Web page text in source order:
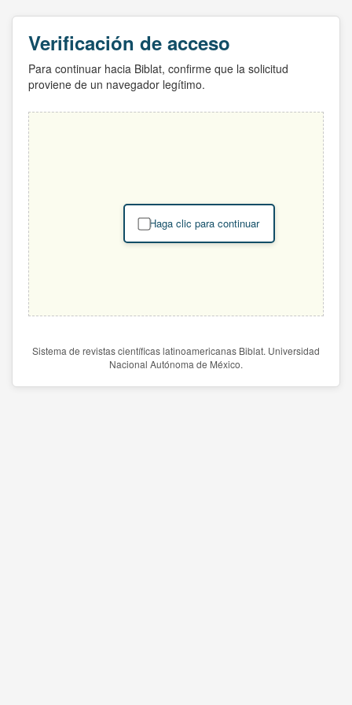
Verificación de acceso
Para continuar hacia Biblat, confirme que la solicitud
proviene de un navegador legítimo.
Haga clic para continuar
Sistema de revistas científicas latinoamericanas Biblat. Universidad
Nacional Autónoma de México.